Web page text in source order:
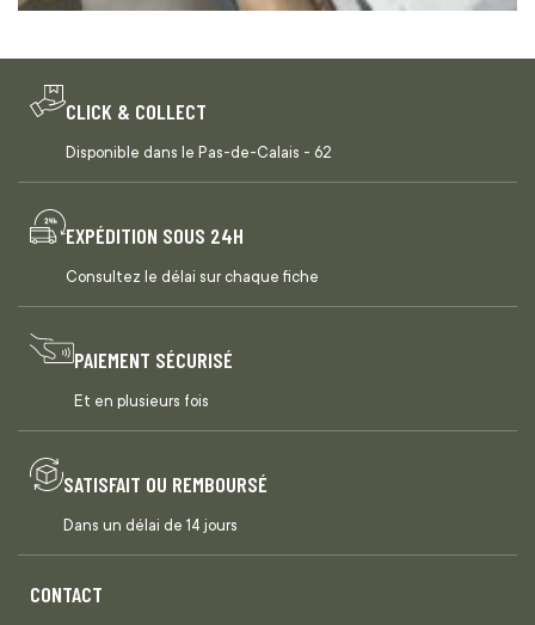
CLICK & COLLECT
Disponible dans le Pas-de-Calais - 62
EXPÉDITION SOUS 24H
Consultez le délai sur chaque fiche
PAIEMENT SÉCURISÉ
Et en plusieurs fois
SATISFAIT OU REMBOURSÉ
Dans un délai de 14 jours
CONTACT